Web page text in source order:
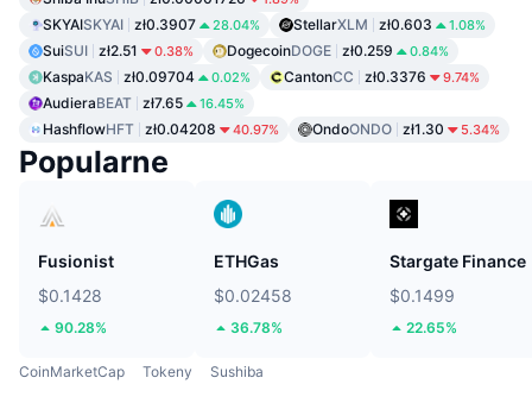
SKYAISKYAI zł0.3907 28.04% StellarXLM zł0.603 1.08%
SuiSUI zł2.51 0.38% DogecoinDOGE zł0.259 0.84%
KaspaKAS zł0.09704 0.02% CantonCC zł0.3376 9.74%
AudieraBEAT zł7.65 16.45%
HashflowHFT zł0.04208 40.97% OndoONDO zł1.30 5.34%
Popularne
Fusionist
$0.1428
90.28%
ETHGas
$0.02458
36.78%
Stargate Finance
$0.1499
22.65%
CoinMarketCap Tokeny Sushiba